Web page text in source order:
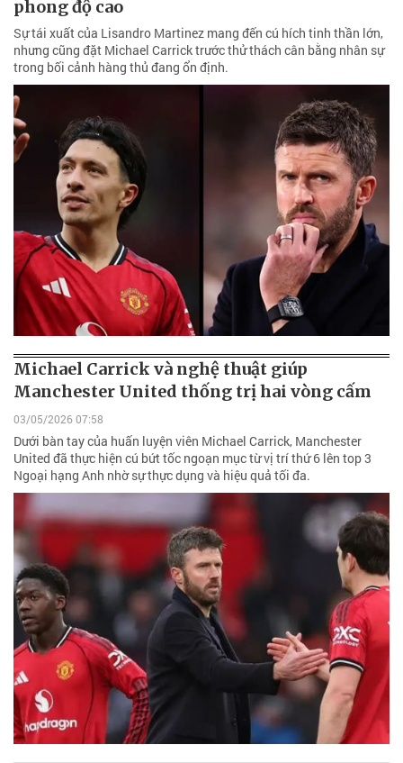
phong độ cao
Sự tái xuất của Lisandro Martinez mang đến cú hích tinh thần lớn,
nhưng cũng đặt Michael Carrick trước thử thách cân bằng nhân sự
trong bối cảnh hàng thủ đang ổn định.
Michael Carrick và nghệ thuật giúp
Manchester United thống trị hai vòng cấm
03/05/2026 07:58
Dưới bàn tay của huấn luyện viên Michael Carrick, Manchester
United đã thực hiện cú bứt tốc ngoạn mục từ vị trí thứ 6 lên top 3
Ngoại hạng Anh nhờ sự thực dụng và hiệu quả tối đa.